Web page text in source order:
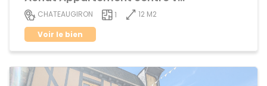
CHATEAUGIRON 1
12 M2
Voir le bien